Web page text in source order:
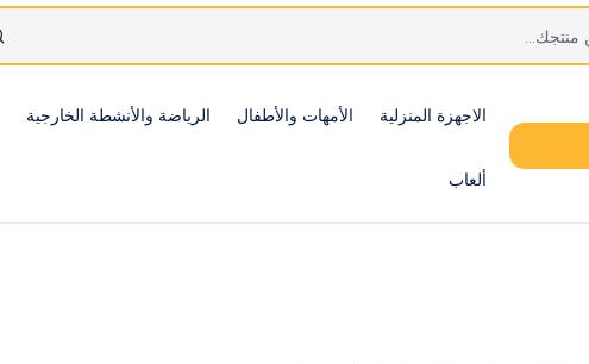
الاجهزة المنزلية الأمهات والأطفال الرياضة والأنشطة الخارجية
ألعاب